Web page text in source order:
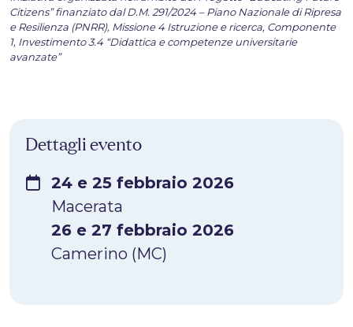
Citizens” finanziato dal D.M. 291/2024 – Piano Nazionale di Ripresa
e Resilienza (PNRR), Missione 4 Istruzione e ricerca, Componente
1, Investimento 3.4 “Didattica e competenze universitarie
avanzate”
Dettagli evento
24 e 25 febbraio 2026
Macerata
26 e 27 febbraio 2026
Camerino (MC)